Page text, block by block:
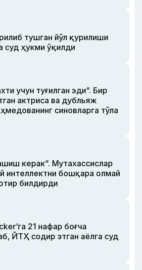
тушган йўл қурилиши
суд ҳукми ўқилди
учун туғилган эди”. Бир
актриса ва дубльяж
синовларга тўла
керак”. Мутахассислар
интеллектни бошқара олмай
билдирди
21 нафар боғча
ЙТҲ содир этган аёлга суд